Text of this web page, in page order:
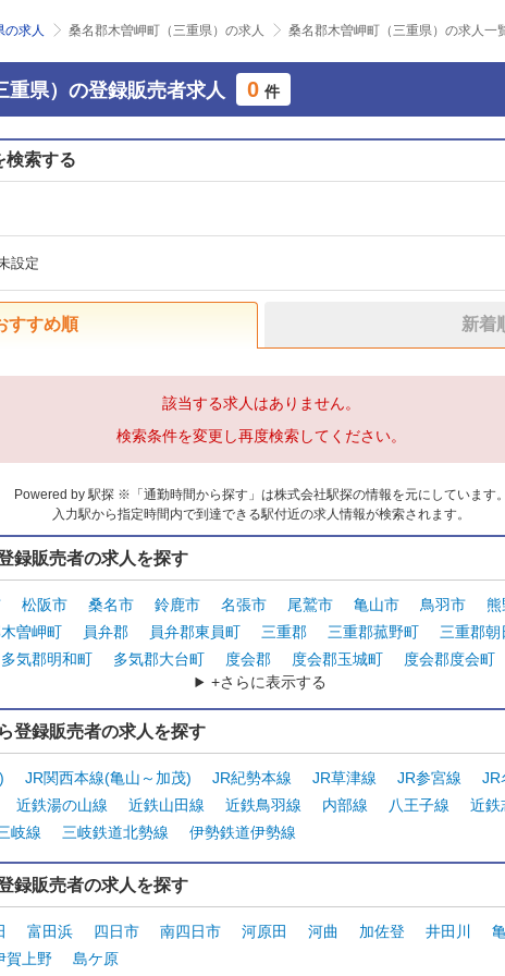
の求人 桑名郡木曽岬町（三重県）の求人 桑名郡木曽岬町（三重県）の求人一
重県）の登録販売者求人 0 件
検索する
設定
すすめ順 新着
該当する求人はありません。
検索条件を変更し再度検索してください。
Powered by 駅探 ※「通勤時間から探す」は株式会社駅探の情報を元にしています
入力駅から指定時間内で到達できる駅付近の求人情報が検索されます。
録販売者の求人を探す
松阪市 桑名市 鈴鹿市 名張市 尾鷲市 亀山市 鳥羽市
熊
曽岬町 員弁郡 員弁郡東員町 三重郡 三重郡菰野町
三重郡朝
多気郡明和町 多気郡大台町 度会郡 度会郡玉城町
度会郡度会町
+さらに表示する
登録販売者の求人を探す
JR関西本線(亀山～加茂) JR紀勢本線 JR草津線 JR参宮線
JR
近鉄湯の山線 近鉄山田線 近鉄鳥羽線 内部線 八王子線
近鉄
岐線 三岐鉄道北勢線 伊勢鉄道伊勢線
録販売者の求人を探す
富田浜 四日市 南四日市 河原田 河曲 加佐登 井田川
賀上野 島ケ原